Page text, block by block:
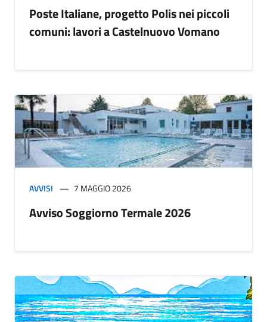
Poste Italiane, progetto Polis nei piccoli
comuni: lavori a Castelnuovo Vomano
AVVISI 7 MAGGIO 2026
Avviso Soggiorno Termale 2026